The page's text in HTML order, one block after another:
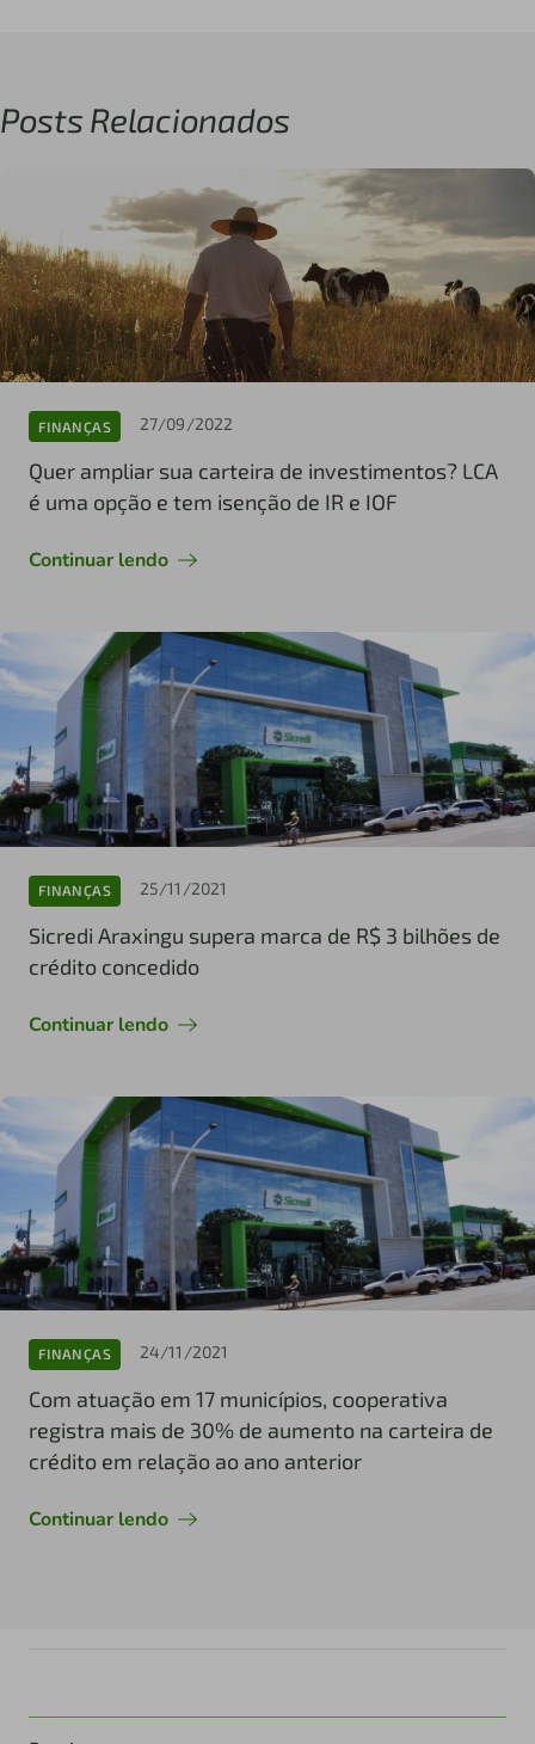
Posts Relacionados
FINANÇAS 27/09/2022
Quer ampliar sua carteira de investimentos? LCA
é uma opção e tem isenção de IR e IOF
Continuar lendo
FINANÇAS 25/11/2021
Sicredi Araxingu supera marca de R$ 3 bilhões de
crédito concedido
Continuar lendo
FINANÇAS 24/11/2021
Com atuação em 17 municípios, cooperativa
registra mais de 30% de aumento na carteira de
crédito em relação ao ano anterior
Continuar lendo